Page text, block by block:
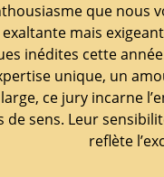
que
mais
inédites cette
unique, un
ce jury incarne
de sens. Leur
reflète